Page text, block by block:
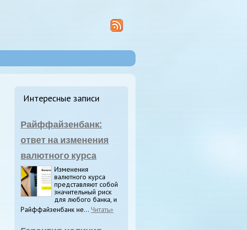
Интересные записи
Райффайзенбанк:
ответ на изменения
валютного курса
Изменения
валютного курса
представляют собой
значительный риск
для любого банка, и
Райффайзенбанк не... Читать»